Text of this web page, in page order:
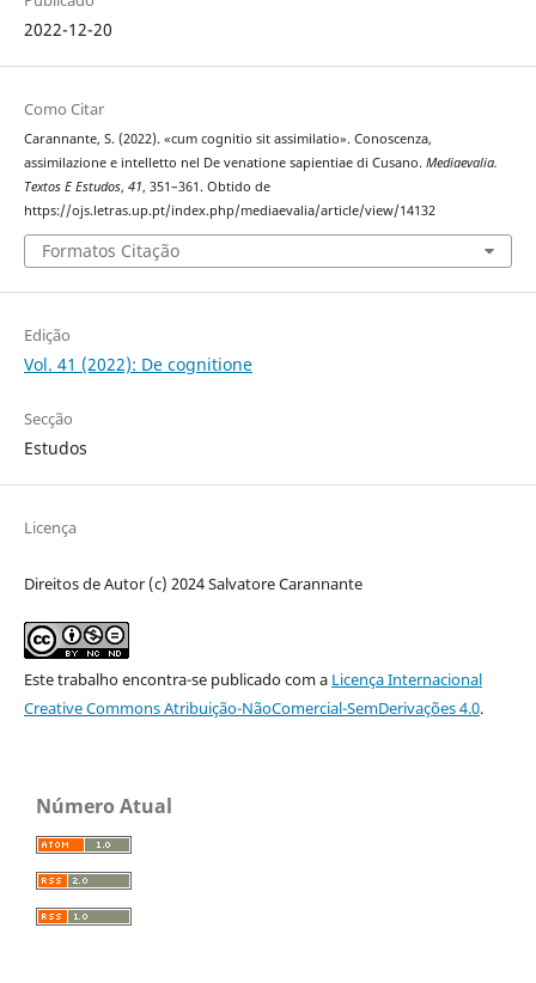
2022-12-20
Como Citar
Carannante, S. (2022). «cum cognitio sit assimilatio». Conoscenza,
assimilazione e intelletto nel De venatione sapientiae di Cusano. Mediaevalia.
Textos E Estudos, 41, 351–361. Obtido de
https://ojs.letras.up.pt/index.php/mediaevalia/article/view/14132
Formatos Citação
Edição
Vol. 41 (2022): De cognitione
Secção
Estudos
Licença
Direitos de Autor (c) 2024 Salvatore Carannante
Este trabalho encontra-se publicado com a Licença Internacional
Creative Commons Atribuição-NãoComercial-SemDerivações 4.0.
Número Atual